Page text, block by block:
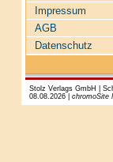
Impressum
AGB
Datenschutz
Stolz Verlags GmbH |
08.08.2026 | chromoSite